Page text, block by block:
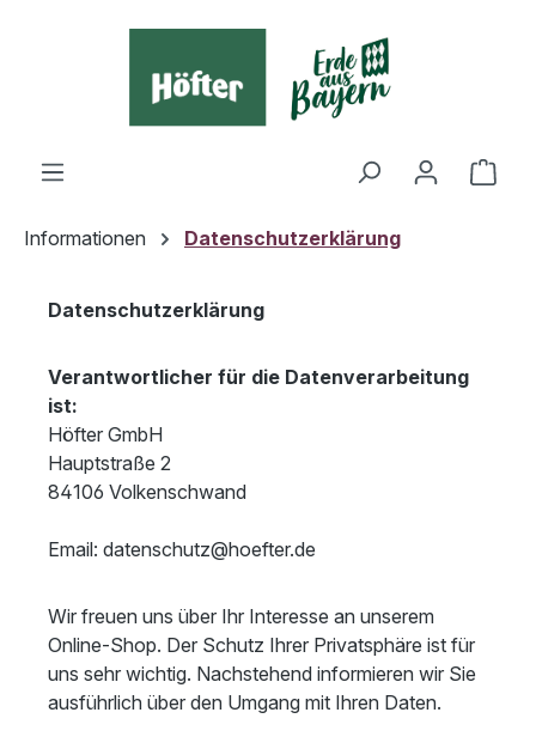
Informationen Datenschutzerklärung
Datenschutzerklärung
Verantwortlicher für die Datenverarbeitung
ist:
Höfter GmbH
Hauptstraße 2
84106 Volkenschwand
Email: datenschutz@hoefter.de
Wir freuen uns über Ihr Interesse an unserem
Online-Shop. Der Schutz Ihrer Privatsphäre ist für
uns sehr wichtig. Nachstehend informieren wir Sie
ausführlich über den Umgang mit Ihren Daten.